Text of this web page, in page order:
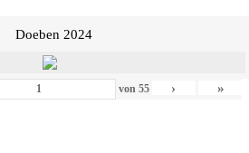
Doeben 2024
von 55 › »